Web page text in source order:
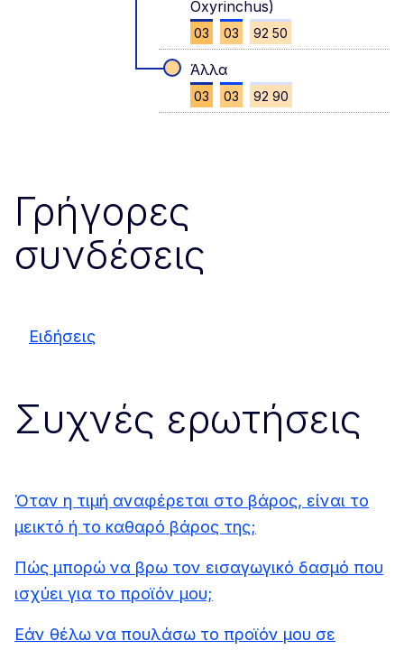
Oxyrinchus)
03 03 92 50
Άλλα
03 03 92 90
Γρήγορες
συνδέσεις
Ειδήσεις
Συχνές ερωτήσεις
Όταν η τιμή αναφέρεται στο βάρος, είναι το
μεικτό ή το καθαρό βάρος της;
Πώς μπορώ να βρω τον εισαγωγικό δασμό που
ισχύει για το προϊόν μου;
Εάν θέλω να πουλάσω το προϊόν μου σε